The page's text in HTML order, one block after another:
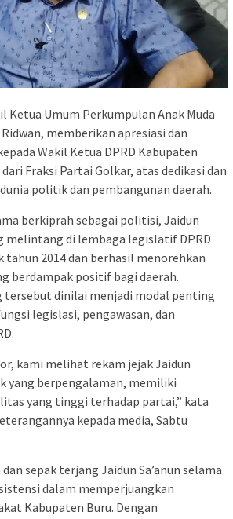
Ketua Umum Perkumpulan Anak Muda
memberikan apresiasi dan
Wakil Ketua DPRD Kabupaten
dari Fraksi Partai Golkar, atas dedikasi dan
politik dan pembangunan daerah.
berkiprah sebagai politisi, Jaidun
melintang di lembaga legislatif DPRD
tahun 2014 dan berhasil menorehkan
berdampak positif bagi daerah.
tersebut dinilai menjadi modal penting
legislasi, pengawasan, dan
kami melihat rekam jejak Jaidun
yang berpengalaman, memiliki
yang tinggi terhadap partai,” kata
kepada media, Sabtu
sepak terjang Jaidun Sa’anun selama
dalam memperjuangkan
Kabupaten Buru. Dengan